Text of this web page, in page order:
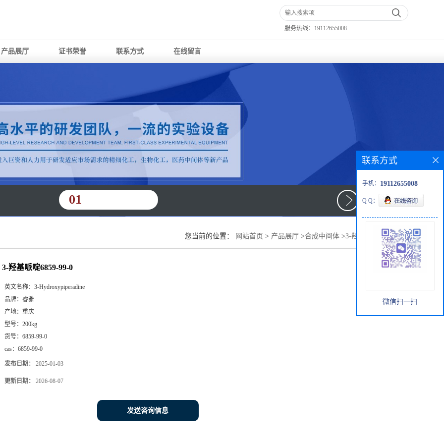
服务热线： 19112655008
产品展厅 证书荣誉 联系方式 在线留言
01
您当前的位置： 网站首页 > 产品展厅 >合成中间体 >3-羟基哌啶6859-99-0
3-羟基哌啶6859-99-0
英文名称： 3-Hydroxypiperadine
品牌： 睿雅
产地： 重庆
型号： 200kg
货号： 6859-99-0
cas： 6859-99-0
发布日期： 2025-01-03
更新日期： 2026-08-07
发送咨询信息
联系方式
手机： 19112655008
Q Q：
微信扫一扫